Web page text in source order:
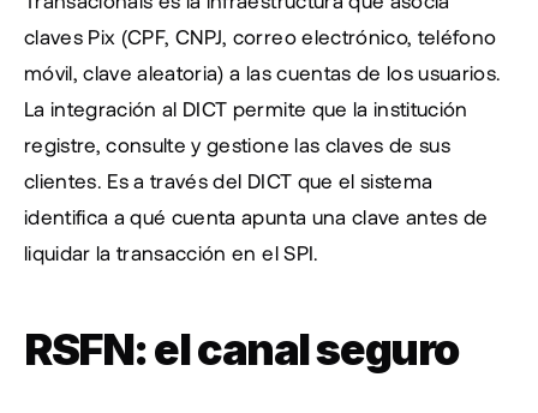
claves Pix (CPF, CNPJ, correo electrónico, teléfono
móvil, clave aleatoria) a las cuentas de los usuarios.
La integración al DICT permite que la institución
registre, consulte y gestione las claves de sus
clientes. Es a través del DICT que el sistema
identifica a qué cuenta apunta una clave antes de
liquidar la transacción en el SPI.
RSFN: el canal seguro